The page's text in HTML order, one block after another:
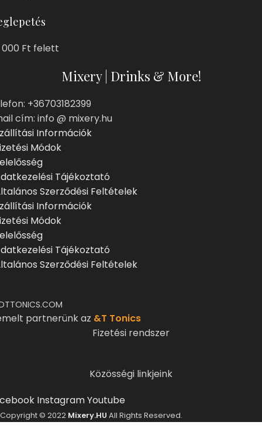
000 Ft felett
Mixery | Drinks & More!
+36703182399
cím: info @ mixery.hu
Információk
Módok
Tájékoztató
Szerződési Feltételek
Információk
Módok
Tájékoztató
Szerződési Feltételek
partnerünk az &T Tonics
Fizetési rendszer
Közösségi linkjeink
InstagramYoutube
Copyright © 2022 Mixery.HU All Rights Reserved.